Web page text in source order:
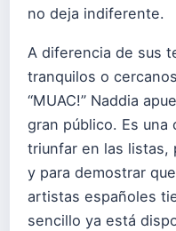
no deja indiferente.
A diferencia de sus
tranquilos o
“MUAC!” Naddia
gran público. Es una
triunfar en las listas,
y para demostrar
artistas españoles
sencillo ya está